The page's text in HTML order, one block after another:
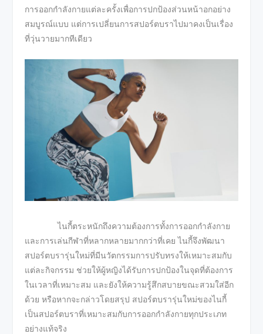
การออกกำลังกายแต่ละครั้งเพื่อการปกป้องส่วนหน้าอกอย่าง
สมบูรณ์แบบ แต่การเปลี่ยนการสปอร์ตบราไปมาคงเป็นเรื่อง
ที่วุ่นวายมากทีเดียว
ไนกี้ตระหนักถึงความต้องการทั้งการออกกำลังกาย
และการเล่นกีฬาที่หลากหลายมากกว่าที่เคย ไนกี้จึงพัฒนา
สปอร์ตบรารุ่นใหม่ที่มีนวัตกรรมการปรับทรงให้เหมาะสมกับ
แต่ละกิจกรรม ช่วยให้ผู้หญิงได้รับการปกป้องในจุดที่ต้องการ
ในเวลาที่เหมาะสม และยังให้ความรู้สึกสบายขณะสวมใส่อีก
ด้วย หรือหากจะกล่าวโดยสรุป สปอร์ตบรารุ่นใหม่ของไนกี้
เป็นสปอร์ตบราที่เหมาะสมกับการออกกำลังกายทุกประเภท
อย่างแท้จริง